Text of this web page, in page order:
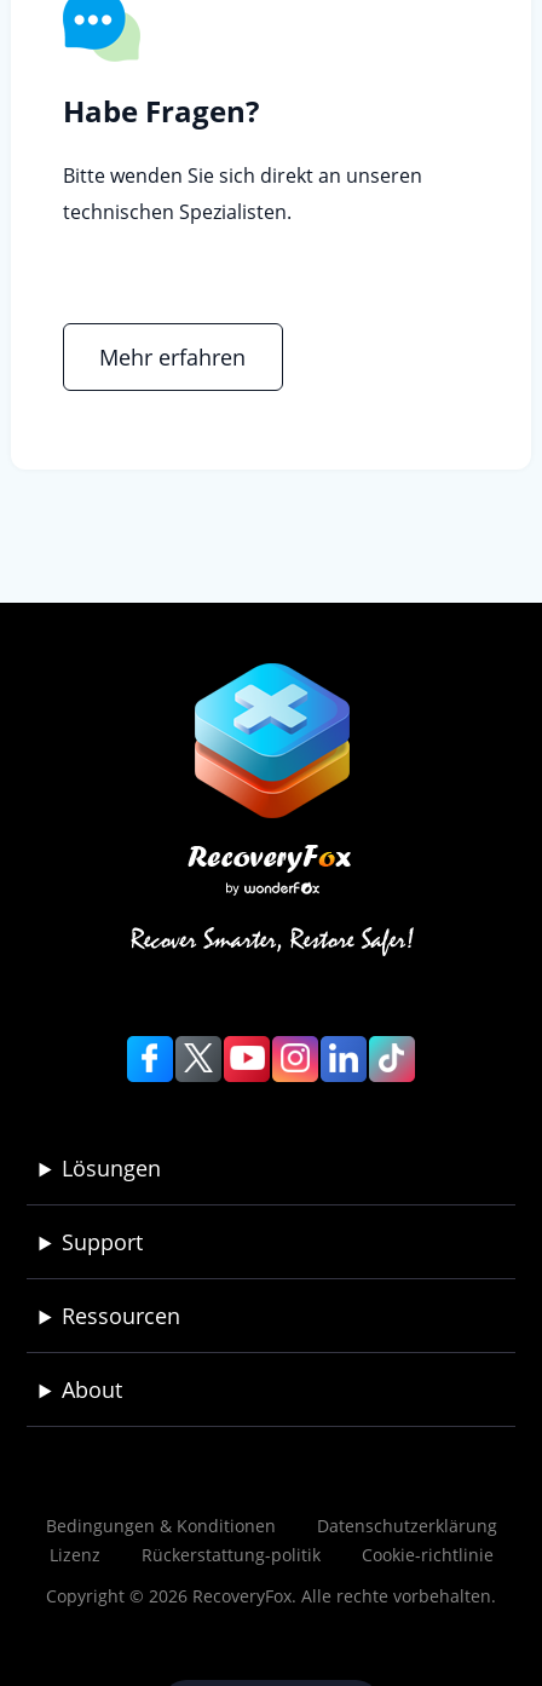
Habe Fragen?
Bitte wenden Sie sich direkt an unseren
technischen Spezialisten.
Mehr erfahren
Lösungen
Support
Ressourcen
About
Bedingungen & Konditionen
Datenschutzerklärung
Lizenz
Rückerstattung-politik
Cookie-richtlinie
Copyright © 2026 RecoveryFox. Alle rechte vorbehalten.